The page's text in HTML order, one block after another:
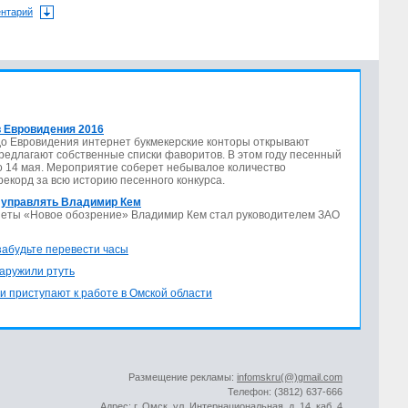
2016
Евровидения интернет букмекерские конторы открывают
собственные списки фаворитов. В этом году песенный
14 мая. Мероприятие соберет небывалое количество
за всю историю песенного конкурса.
Владимир Кем
«Новое обозрение» Владимир Кем стал руководителем ЗАО
перевести часы
ртуть
приступают к работе в Омской области
Размещение рекламы: infomskru(@)gmail.com
Телефон: (3812) 637-666